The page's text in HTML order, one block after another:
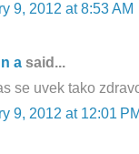
9, 2012 at 8:53 AM
a said...
se uvek tako
9, 2012 at 12:01 PM